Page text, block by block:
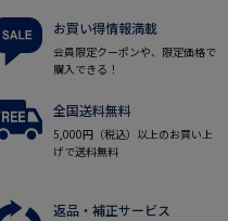
お買い得情報満載
会員限定クーポンや、限定価格で
購入できる！
全国送料無料
5,000円（税込）以上のお買い上
げで送料無料
返品・補正サービス